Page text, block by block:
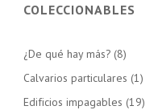
COLECCIONABLES
¿De qué hay más? (8)
Calvarios particulares (1)
Edificios impagables (19)